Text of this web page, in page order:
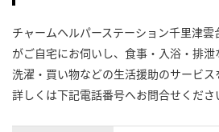
チャームヘルパーステーション千里津
がご自宅にお伺いし、食事・入浴・排泄
洗濯・買い物などの生活援助のサービス
詳しくは下記電話番号へお問合せくださ